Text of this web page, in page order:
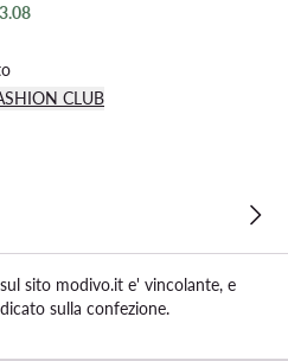
CLUB
sito modivo.it e' vincolante, e
sulla confezione.